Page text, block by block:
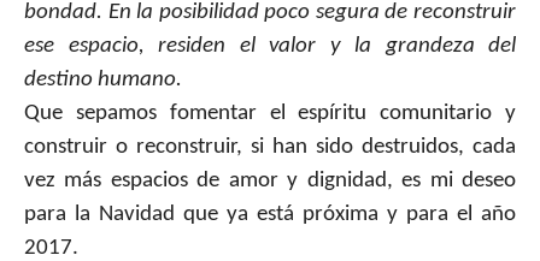
bondad. En la posibilidad poco segura de reconstruir
ese espacio, residen el valor y la grandeza del
destino humano.
Que sepamos fomentar el espíritu comunitario y
construir o reconstruir, si han sido destruidos, cada
vez más espacios de amor y dignidad, es mi deseo
para la Navidad que ya está próxima y para el año
2017.